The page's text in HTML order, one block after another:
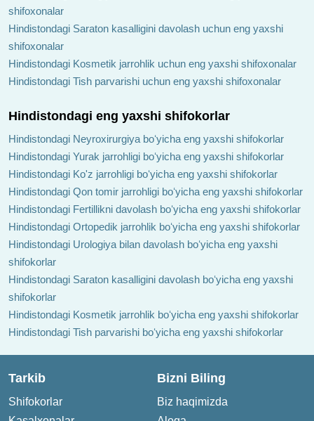
shifoxonalar
Hindistondagi Saraton kasalligini davolash uchun eng yaxshi
shifoxonalar
Hindistondagi Kosmetik jarrohlik uchun eng yaxshi shifoxonalar
Hindistondagi Tish parvarishi uchun eng yaxshi shifoxonalar
Hindistondagi eng yaxshi shifokorlar
Hindistondagi Neyroxirurgiya boʻyicha eng yaxshi shifokorlar
Hindistondagi Yurak jarrohligi boʻyicha eng yaxshi shifokorlar
Hindistondagi Ko'z jarrohligi boʻyicha eng yaxshi shifokorlar
Hindistondagi Qon tomir jarrohligi boʻyicha eng yaxshi shifokorlar
Hindistondagi Fertillikni davolash boʻyicha eng yaxshi shifokorlar
Hindistondagi Ortopedik jarrohlik boʻyicha eng yaxshi shifokorlar
Hindistondagi Urologiya bilan davolash boʻyicha eng yaxshi
shifokorlar
Hindistondagi Saraton kasalligini davolash boʻyicha eng yaxshi
shifokorlar
Hindistondagi Kosmetik jarrohlik boʻyicha eng yaxshi shifokorlar
Hindistondagi Tish parvarishi boʻyicha eng yaxshi shifokorlar
Tarkib
Shifokorlar
Bizni Biling
Biz haqimizda